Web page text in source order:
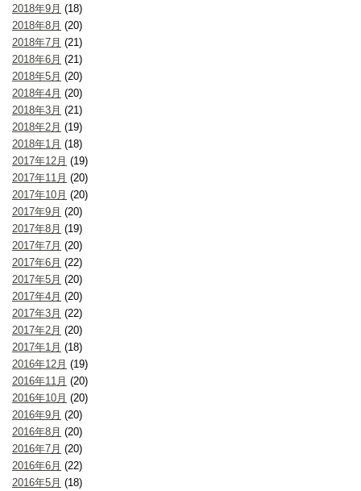
2018年9月 (18)
2018年8月 (20)
2018年7月 (21)
2018年6月 (21)
2018年5月 (20)
2018年4月 (20)
2018年3月 (21)
2018年2月 (19)
2018年1月 (18)
2017年12月 (19)
2017年11月 (20)
2017年10月 (20)
2017年9月 (20)
2017年8月 (19)
2017年7月 (20)
2017年6月 (22)
2017年5月 (20)
2017年4月 (20)
2017年3月 (22)
2017年2月 (20)
2017年1月 (18)
2016年12月 (19)
2016年11月 (20)
2016年10月 (20)
2016年9月 (20)
2016年8月 (20)
2016年7月 (20)
2016年6月 (22)
2016年5月 (18)